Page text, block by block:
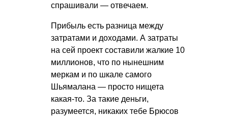
спрашивали — отвечаем.
Прибыль есть разница между
затратами и доходами. А затраты
на сей проект составили жалкие 10
миллионов, что по нынешним
меркам и по шкале самого
Шьямалана — просто нищета
какая-то. За такие деньги,
разумеется, никаких тебе Брюсов